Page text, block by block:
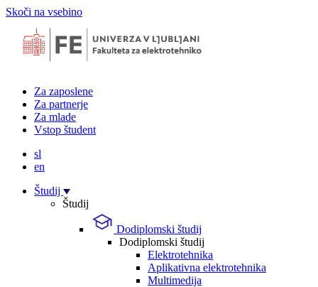
Skoči na vsebino
Za zaposlene
Za partnerje
Za mlade
Vstop študent
sl
en
Študij
Študij
Dodiplomski študij
Dodiplomski študij
Elektrotehnika
Aplikativna elektrotehnika
Multimedija